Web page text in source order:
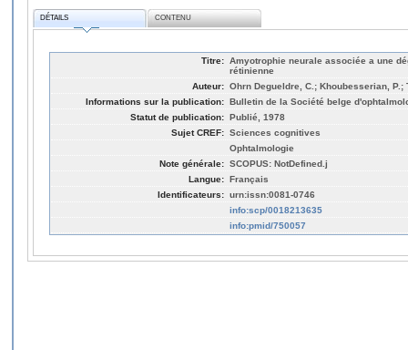
DÉTAILS CONTENU
Titre: Amyotrophie neurale associée a une
rétinienne
Auteur: Ohrn Degueldre, C.; Khoubesserian, P.;
Informations sur la publication: Bulletin de la Société belge
Statut de publication: Publié, 1978
Sujet CREF: Sciences cognitives
Ophtalmologie
Note générale: SCOPUS: NotDefined.j
Langue: Français
Identificateurs: urn:issn:0081-0746
info:scp/0018213635
info:pmid/750057